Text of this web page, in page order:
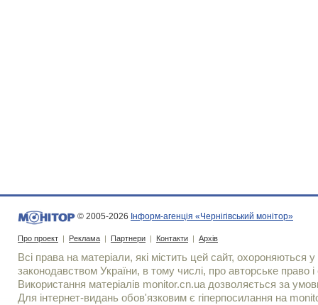
© 2005-2026 Інформ-агенція «Чернігівський монітор»
Про проект | Реклама | Партнери | Контакти | Архів
Всі права на матеріали, які містить цей сайт, охороняються у
законодавством України, в тому числі, про авторське право і
Використання матерiалiв monitor.cn.ua дозволяється за
Для iнтернет-видань обов'язковим є гiперпосилання на